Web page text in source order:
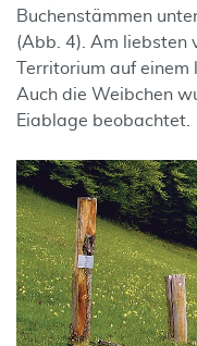
Buchenstämmen
(Abb. 4). Am liebsten
Territorium auf
Auch die Weibchen
Eiablage beobachtet.